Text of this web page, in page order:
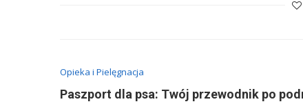
Opieka i Pielęgnacja
Paszport dla psa: Twój przewodnik po